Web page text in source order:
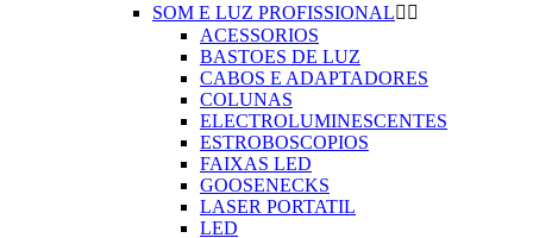
SOM E LUZ PROFISSIONAL 
ACESSORIOS
BASTOES DE LUZ
CABOS E ADAPTADORES
COLUNAS
ELECTROLUMINESCENTES
ESTROBOSCOPIOS
FAIXAS LED
GOOSENECKS
LASER PORTATIL
LED